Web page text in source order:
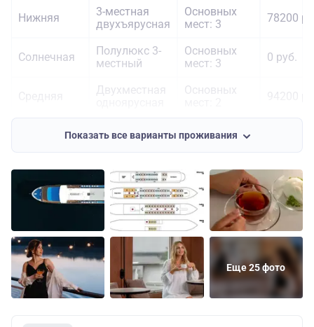
Нижняя
3-местная
двухъярусная
Основных
мест: 3
78200
Солнечная
Полулюкс 3-
местный
Основных
мест: 3
0 руб.
Двухместная
Основных
1-местная
мест: 1
Двухместная
одноярусная
Основных
мест: 2
98900
Показать все варианты проживания
Еще 25 фото